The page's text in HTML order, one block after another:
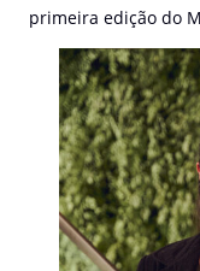
primeira edição do